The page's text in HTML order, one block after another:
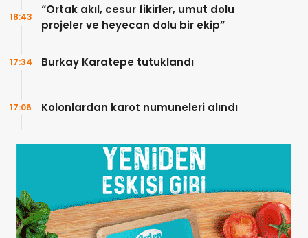
“Ortak akıl, cesur fikirler, umut dolu
projeler ve heyecan dolu bir ekip”
18:43
Burkay Karatepe tutuklandı
17:34
Kolonlardan karot numuneleri alındı
17:06